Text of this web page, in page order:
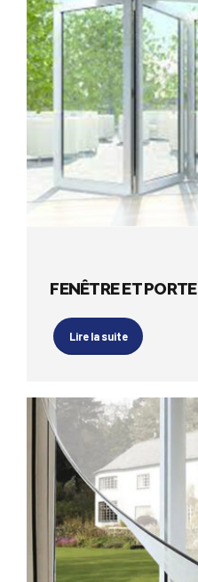
FENÊTRE ET PORTE
Lire la suite